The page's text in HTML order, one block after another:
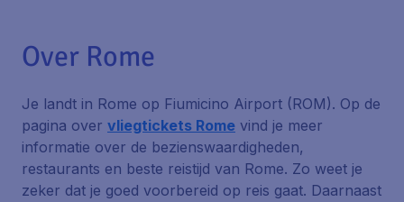
Over Rome
Je landt in Rome op Fiumicino Airport (ROM). Op de
pagina over vliegtickets Rome vind je meer
informatie over de bezienswaardigheden,
restaurants en beste reistijd van Rome. Zo weet je
zeker dat je goed voorbereid op reis gaat. Daarnaast